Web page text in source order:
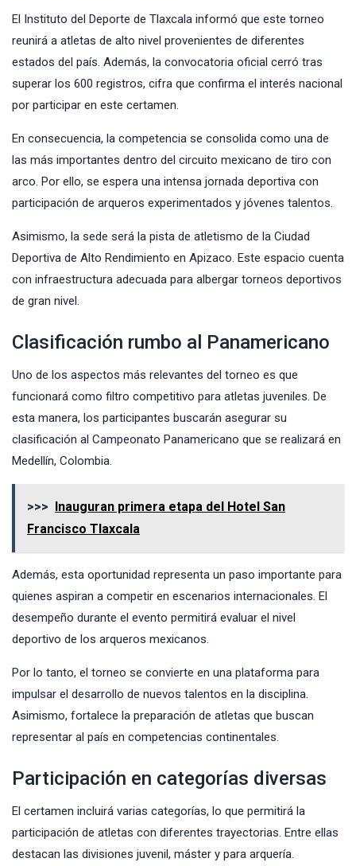
El Instituto del Deporte de Tlaxcala informó que este torneo
reunirá a atletas de alto nivel provenientes de diferentes
estados del país. Además, la convocatoria oficial cerró tras
superar los 600 registros, cifra que confirma el interés nacional
por participar en este certamen.
En consecuencia, la competencia se consolida como una de
las más importantes dentro del circuito mexicano de tiro con
arco. Por ello, se espera una intensa jornada deportiva con
participación de arqueros experimentados y jóvenes talentos.
Asimismo, la sede será la pista de atletismo de la Ciudad
Deportiva de Alto Rendimiento en Apizaco. Este espacio cuenta
con infraestructura adecuada para albergar torneos deportivos
de gran nivel.
Clasificación rumbo al Panamericano
Uno de los aspectos más relevantes del torneo es que
funcionará como filtro competitivo para atletas juveniles. De
esta manera, los participantes buscarán asegurar su
clasificación al Campeonato Panamericano que se realizará en
Medellín, Colombia.
>>> Inauguran primera etapa del Hotel San
Francisco Tlaxcala
Además, esta oportunidad representa un paso importante para
quienes aspiran a competir en escenarios internacionales. El
desempeño durante el evento permitirá evaluar el nivel
deportivo de los arqueros mexicanos.
Por lo tanto, el torneo se convierte en una plataforma para
impulsar el desarrollo de nuevos talentos en la disciplina.
Asimismo, fortalece la preparación de atletas que buscan
representar al país en competencias continentales.
Participación en categorías diversas
El certamen incluirá varias categorías, lo que permitirá la
participación de atletas con diferentes trayectorias. Entre ellas
destacan las divisiones juvenil, máster y para arquería.